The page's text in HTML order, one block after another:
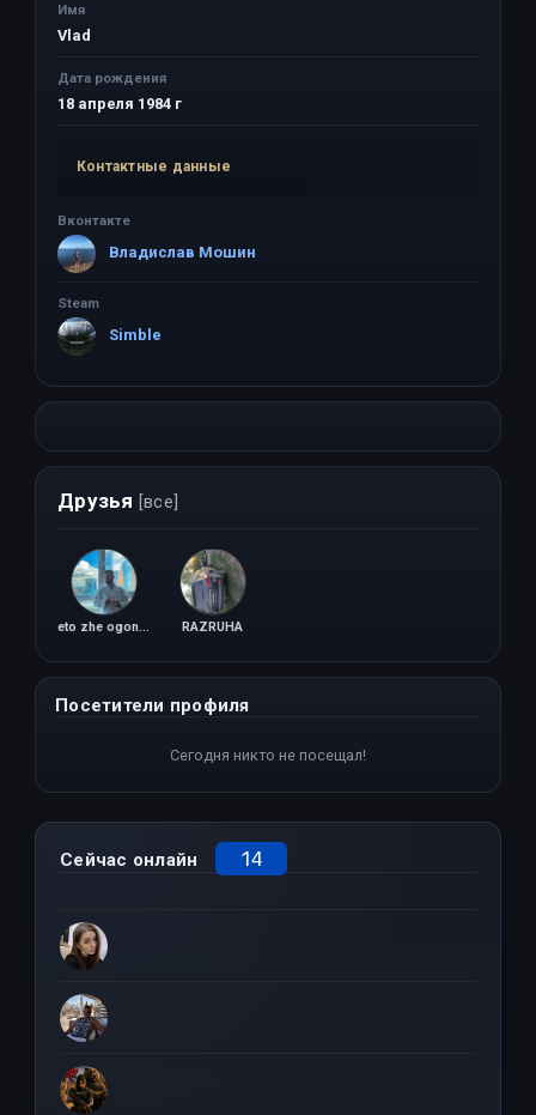
Имя
Vlad
Дата рождения
18 апреля 1984 г
Контактные данные
Вконтакте
Владислав Мошин
Steam
Simble
Друзья [все]
eto zhe ogonek RAZRUHA
Посетители профиля
Сегодня никто не посещал!
Сейчас онлайн 14